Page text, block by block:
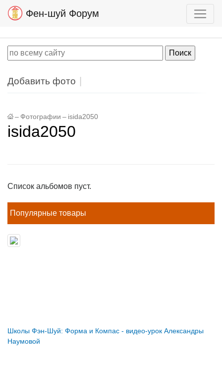
Фен-шуй Форум
Добавить фото
– Фотографии – isida2050
isida2050
Список альбомов пуст.
Популярные товары
Школы Фэн-Шуй: Форма и Компас - видео-урок Александры
Наумовой